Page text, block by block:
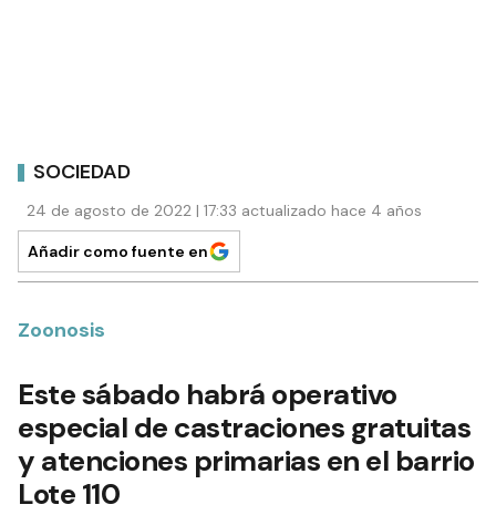
SOCIEDAD
24 de agosto de 2022 | 17:33 actualizado hace 4 años
Añadir como fuente en
Zoonosis
Este sábado habrá operativo
especial de castraciones gratuitas
y atenciones primarias en el barrio
Lote 110